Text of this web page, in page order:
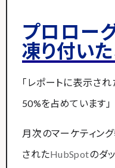
プロロー
凍り付いた
「レポートに表示さ
50%を占めています」
月次のマーケティン
されたHubSpotのダ